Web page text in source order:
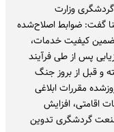
وزارت
گفت: ضوابط اصلاح‌شده
کیفیت خدمات،
پس از طی فرآیند
و قبل از بروز جنگ
مقررات ابلاغی
اقامتی، افزایش
صنعت گردشگری تدوین